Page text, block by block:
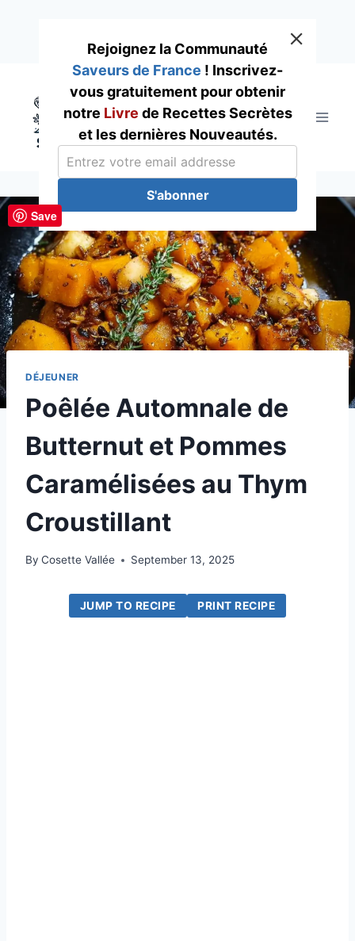
content
DÉJEUNER
Poêlée Automnale de
Butternut et Pommes
Caramélisées au Thym
Croustillant
By Cosette Vallée September 13, 2025
JUMP TO RECIPE PRINT RECIPE
Rejoignez la Communauté
Saveurs de France ! Inscrivez-
vous gratuitement pour obtenir
notre Livre de Recettes Secrètes
et les dernières Nouveautés.
S'abonner
Save